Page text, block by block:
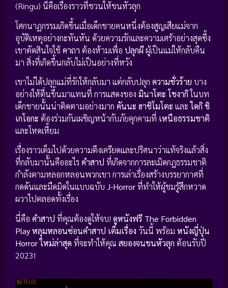
(Ringu) นี่คือเรื่องราวที่ชวนให้ขนหัวลุก
โศกนาฏกรรมเกิดขึ้นเมื่อเด็กชายคนหนึ่งต้องสูญเสียแม่จาก
อุบัติเหตุอย่างกะทันหัน ด้วยความรักและความเศร้าอย่างสุดซึ้ง
เขาตัดสินใจใช้คาถา ต้องห้ามเพื่อ ปลุกผีผู้เป็นแม่ให้กลับคืน
มา สิ่งที่เกิดขึ้นกลับไม่เป็นอย่างที่หวัง
เขาไม่ได้ปลุกแม่ที่รักให้กลับมา แต่กลับปลุก ความชั่วร้าย บาง
อย่างให้ตื่นขึ้นมาแทนที่ การแสดงของ มินาโตะ โชงากิในบท
เด็กชายนั้นน่าติดตามอย่างมาก คันนะ ฮาชิโมโตะ และไดกิ ชิ
เกโอกะ ต้องร่วมกันเผชิญหน้ากับภัยคุกคามที่ เหนือธรรมชาติ
และโหดเหี้ยม
เรื่องราวเต็มไปด้วยความตึงเครียดและปริศนาว่าแท้จริงแล้วสิ่ง
ที่กลับมานั้นคืออะไรคำสาป ที่เกิดจากการละเมิดกฎธรรมชาติ
กำลังตามหลอกหลอนพวกเขา การเล่าเรื่องสร้างบรรยากาศที่
กดดันและมืดมิดในแบบฉบับ J-Horrorที่ทำให้ผู้ชมรู้สึกหวาด
ผวาไปตลอดทั้งเรื่อง
นี่คือ คำสาป ที่คุณต้องดูให้จบ! ดูหนังฟรี The Forbidden
Play หลุมหลอนซ่อนคำสาป เต็มเรื่อง วันนี้ พร้อม หนังญี่ปุ่น
Horror ใหม่ล่าสุด ที่จะทำให้คุณ สยองจนขนหัวลุก ต้อนรับปี
2023!